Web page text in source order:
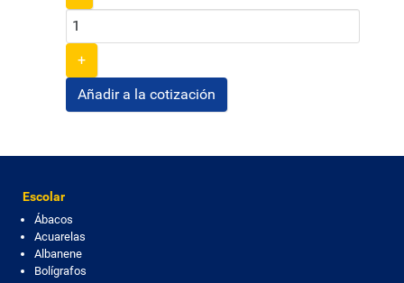
+
Escolar
Ábacos
Acuarelas
Albanene
Bolígrafos